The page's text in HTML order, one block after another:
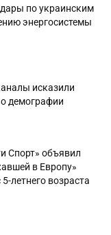
по украинским
энергосистемы
исказили
демографии
Спорт» объявил
в Европу»
летнего возраста